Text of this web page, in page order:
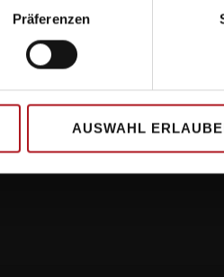
Präferenzen
AUSWAHL
+49 6106 / 77960 - 0
+49 6106 / 77960 - 28